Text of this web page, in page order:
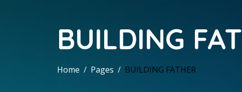
BUILDING
Home Pages BUILDING FATHER